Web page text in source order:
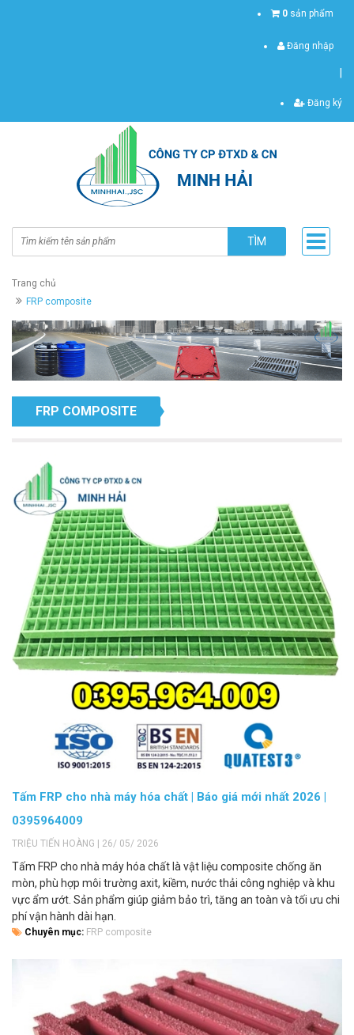
0 sản phẩm
Đăng nhập
Đăng ký
TÌM
Trang chủ
FRP composite
FRP COMPOSITE
Tấm FRP cho nhà máy hóa chất | Báo giá mới nhất 2026 |
0395964009
TRIỆU TIẾN HOÀNG | 26/ 05/ 2026
Tấm FRP cho nhà máy hóa chất là vật liệu composite chống ăn
mòn, phù hợp môi trường axit, kiềm, nước thải công nghiệp và khu
vực ẩm ướt. Sản phẩm giúp giảm bảo trì, tăng an toàn và tối ưu chi
phí vận hành dài hạn.
Chuyên mục: FRP composite